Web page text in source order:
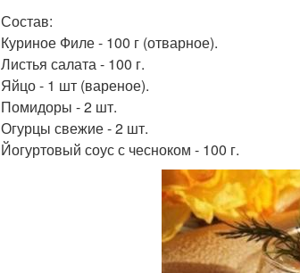
Состав:
Куриное Филе - 100 г (отварное).
Листья салата - 100 г.
Яйцо - 1 шт (вареное).
Помидоры - 2 шт.
Огурцы свежие - 2 шт.
Йогуртовый соус с чесноком - 100 г.